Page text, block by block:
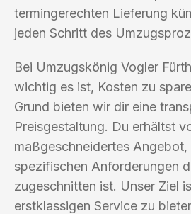
termingerechten Lieferung
jeden Schritt des
Bei Umzugskönig Vogler
wichtig es ist, Kosten zu
Grund bieten wir dir eine
Preisgestaltung. Du erhältst
maßgeschneidertes
spezifischen Anforderungen
zugeschnitten ist. Unser Ziel
erstklassigen Service zu